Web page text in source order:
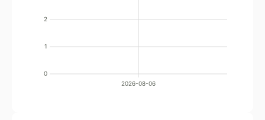
0
1
2
2026-08-06